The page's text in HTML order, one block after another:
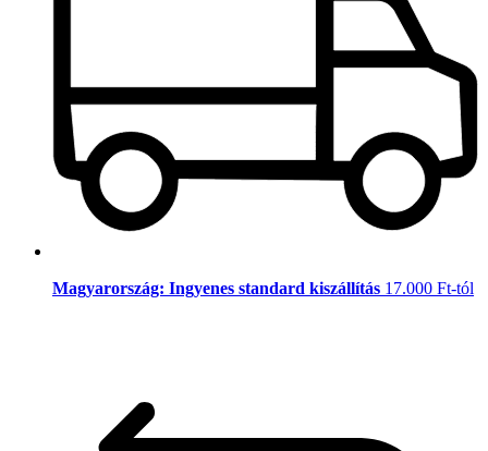
Magyarország: Ingyenes standard kiszállítás 17.000 Ft-tól